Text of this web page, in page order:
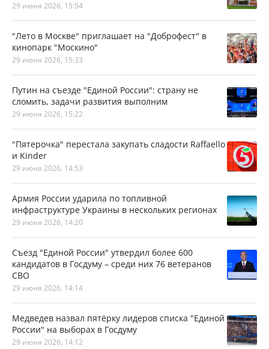
29 июня 2026, 15:54
"Лето в Москве" приглашает на "Доброфест" в
кинопарк "Москино"
29 июня 2026, 15:33
Путин на съезде "Единой России": страну не
сломить, задачи развития выполним
29 июня 2026, 15:22
"Пятерочка" перестала закупать сладости Raffaello
и Kinder
29 июня 2026, 14:53
Армия России ударила по топливной
инфраструктуре Украины в нескольких регионах
29 июня 2026, 14:20
Съезд "Единой России" утвердил более 600
кандидатов в Госдуму – среди них 76 ветеранов
СВО
29 июня 2026, 14:14
Медведев назвал пятёрку лидеров списка "Единой
России" на выборах в Госдуму
29 июня 2026, 14:12